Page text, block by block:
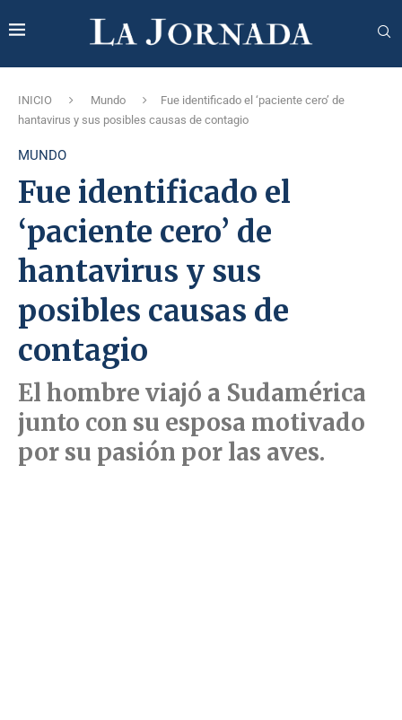
INICIO Mundo
Fue identificado el ‘paciente cero’ de
hantavirus y sus posibles causas de contagio
MUNDO
Fue identificado el
‘paciente cero’ de
hantavirus y sus
posibles causas de
contagio
El hombre viajó a Sudamérica
junto con su esposa motivado
por su pasión por las aves.